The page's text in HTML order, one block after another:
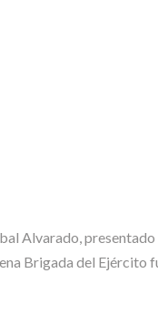
Alvarado,
Brigada del Ejército